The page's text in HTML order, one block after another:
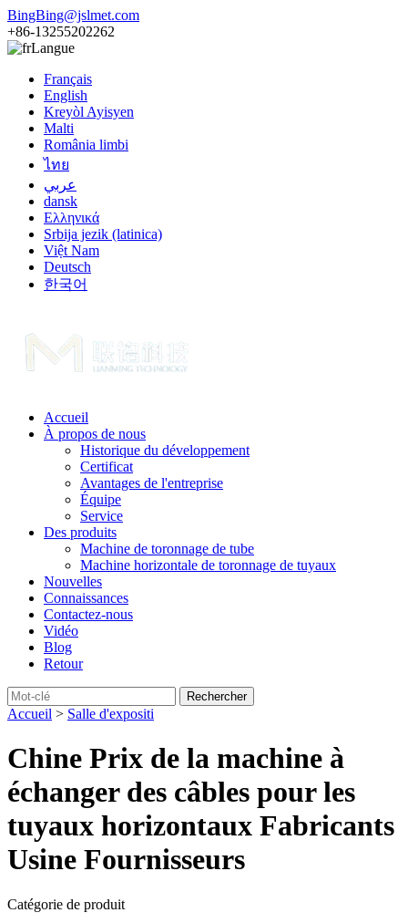
BingBing@jslmet.com
+86-13255202262
Langue
Français
English
Kreyòl Ayisyen
Malti
România limbi
ไทย
عربي
dansk
Ελληνικά
Srbija jezik (latinica)
Việt Nam
Deutsch
한국어
Accueil
À propos de nous
Historique du développement
Certificat
Avantages de l'entreprise
Équipe
Service
Des produits
Machine de toronnage de tube
Machine horizontale de toronnage de tuyaux
Nouvelles
Connaissances
Contactez-nous
Vidéo
Blog
Retour
Accueil > Salle d'expositi
Chine Prix ​​de la machine à
échanger des câbles pour les
tuyaux horizontaux Fabricants
Usine Fournisseurs
Catégorie de produit